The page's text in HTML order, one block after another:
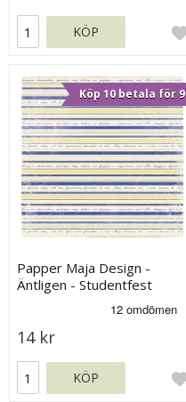
KÖP
Köp 10 betala för 9
Papper Maja Design -
Äntligen - Studentfest
14 kr
KÖP